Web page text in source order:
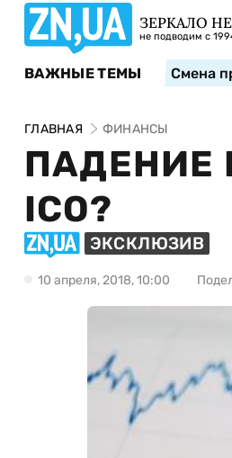
ЗЕРКАЛО
не подводим с
ВАЖНЫЕ ТЕМЫ Смена
ГЛАВНАЯ ФИНАНСЫ
ПАДЕНИЕ
ICO?
ЭКСКЛЮЗИВ
10 апреля, 2018, 10:00